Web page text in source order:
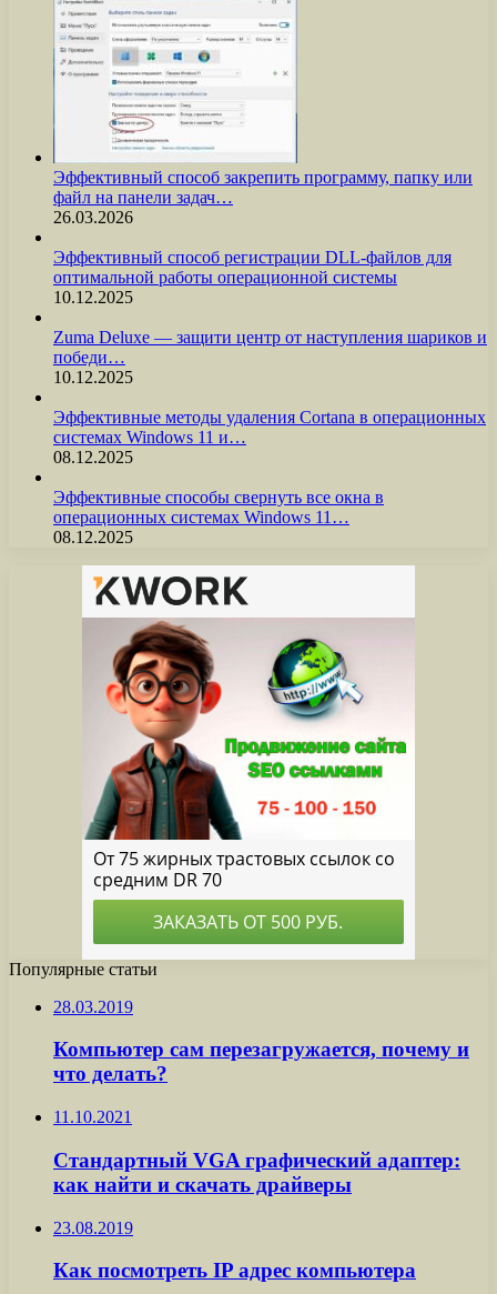
Эффективный способ закрепить программу, папку или
файл на панели задач…
26.03.2026
Эффективный способ регистрации DLL-файлов для
оптимальной работы операционной системы
10.12.2025
Zuma Deluxe — защити центр от наступления шариков и
победи…
10.12.2025
Эффективные методы удаления Cortana в операционных
системах Windows 11 и…
08.12.2025
Эффективные способы свернуть все окна в
операционных системах Windows 11…
08.12.2025
Популярные статьи
28.03.2019
Компьютер сам перезагружается, почему и
что делать?
11.10.2021
Стандартный VGA графический адаптер:
как найти и скачать драйверы
23.08.2019
Как посмотреть IP адрес компьютера